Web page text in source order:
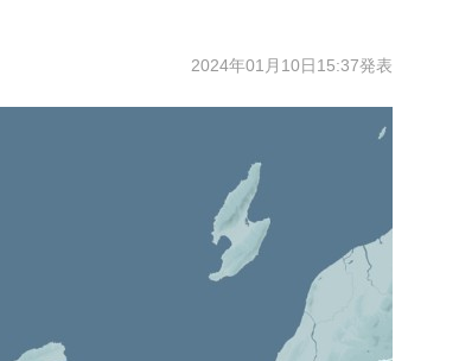
2024年01月10日15:37発表